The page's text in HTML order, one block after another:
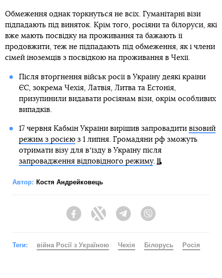
Обмеження однак торкнуться не всіх. Гуманітарні візи
підпадають під виняток. Крім того, росіяни та білоруси, які
вже мають посвідку на проживання та бажають її
продовжити, теж не підпадають під обмеження, як і члени
сімей іноземців з посвідкою на проживання в Чехії.
Після вторгнення військ росії в Україну деякі країни
ЄС, зокрема Чехія, Латвія, Литва та Естонія,
призупинили видавати росіянам візи, окрім особливих
випадків.
17 червня Кабмін України вирішив запровадити візовий
режим з росієюз 1 липня. Громадяни рф зможуть
отримати візу для вʼїзду в Україну після
запровадження відповідного режиму.
Автор: Костя Андрейковець
FacebookTwitter Telegram
Теги: війна Росії з Україною Чехія Білорусь Росія